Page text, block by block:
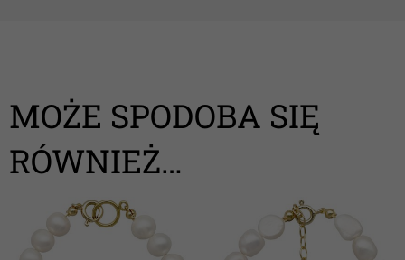
MOŻE SPODOBA SIĘ
RÓWNIEŻ…